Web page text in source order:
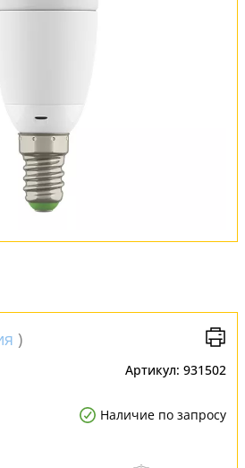
)
Артикул: 931502
Наличие по запросу